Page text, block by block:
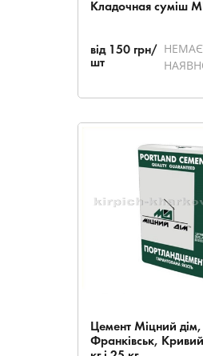
Кладочная суміш
від 150 грн/
шт
Цемент Міцний дім,
Франківськ,